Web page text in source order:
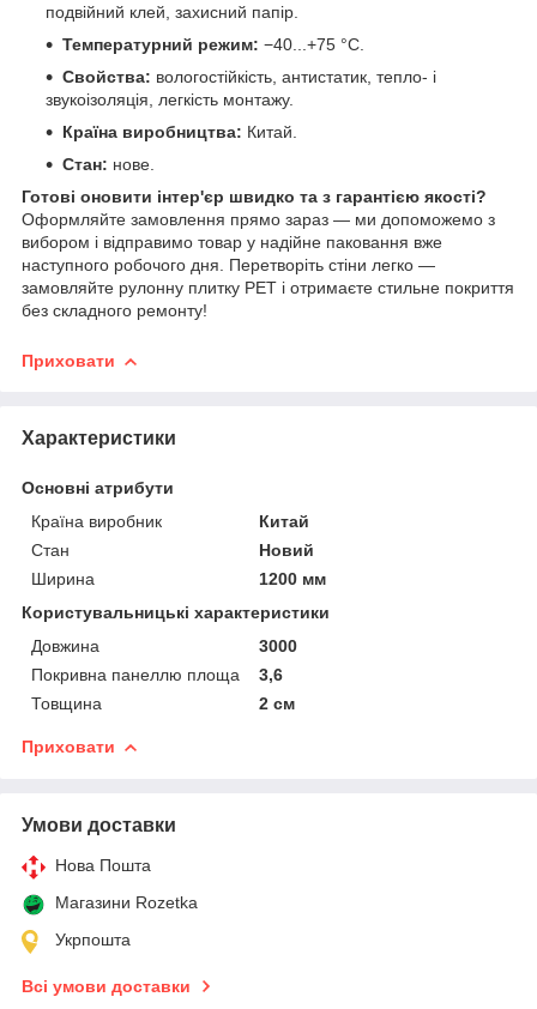
подвійний клей, захисний папір.
Температурний режим: −40...+75 °C.
Свойства: вологостійкість, антистатик, тепло- і
звукоізоляція, легкість монтажу.
Країна виробництва: Китай.
Стан: нове.
Готові оновити інтер'єр швидко та з гарантією якості?
Оформляйте замовлення прямо зараз — ми допоможемо з
вибором і відправимо товар у надійне паковання вже
наступного робочого дня. Перетворіть стіни легко —
замовляйте рулонну плитку PET і отримаєте стильне покриття
без складного ремонту!
Приховати
Характеристики
Основні атрибути
Країна виробник
Китай
Стан
Новий
Ширина
1200 мм
Користувальницькі характеристики
Довжина
3000
Покривна панеллю площа
3,6
Товщина
2 см
Приховати
Умови доставки
Нова Пошта
Магазини Rozetka
Укрпошта
Всі умови доставки